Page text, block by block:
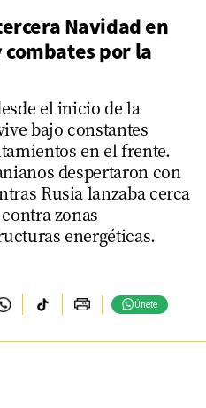
Navidad en
por la
el inicio de la
bajo constantes
en el frente.
despertaron con
Rusia lanzaba cerca
zonas
energéticas.
Únete